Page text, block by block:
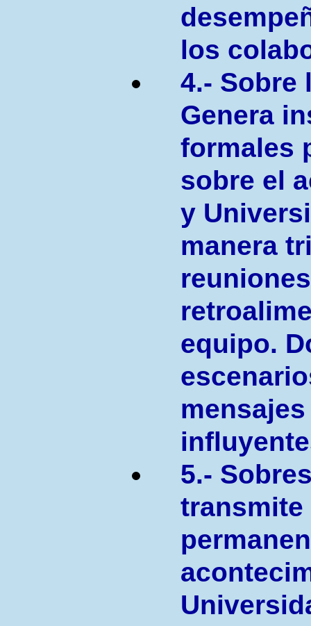
los
4.- Sobre
Genera
formales
sobre el
y
manera
equipo.
5.-
transmite